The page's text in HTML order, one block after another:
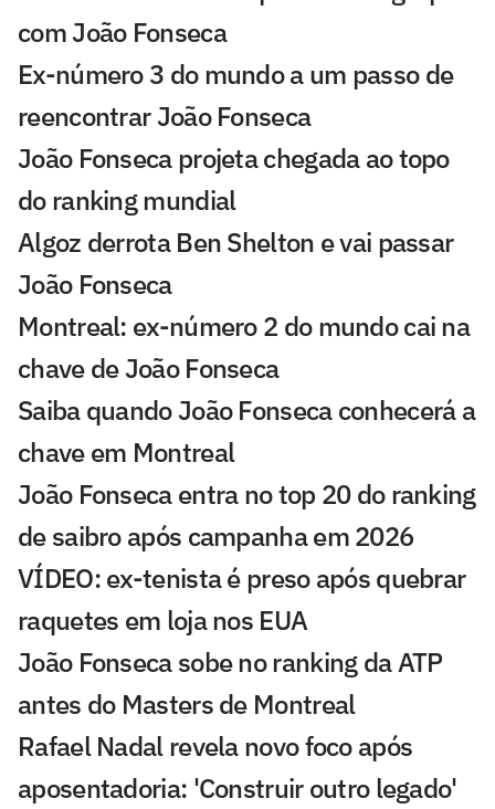
com João Fonseca
Ex-número 3 do mundo a um passo de
reencontrar João Fonseca
João Fonseca projeta chegada ao topo
do ranking mundial
Algoz derrota Ben Shelton e vai passar
João Fonseca
Montreal: ex-número 2 do mundo cai na
chave de João Fonseca
Saiba quando João Fonseca conhecerá a
chave em Montreal
João Fonseca entra no top 20 do ranking
de saibro após campanha em 2026
VÍDEO: ex-tenista é preso após quebrar
raquetes em loja nos EUA
João Fonseca sobe no ranking da ATP
antes do Masters de Montreal
Rafael Nadal revela novo foco após
aposentadoria: 'Construir outro legado'